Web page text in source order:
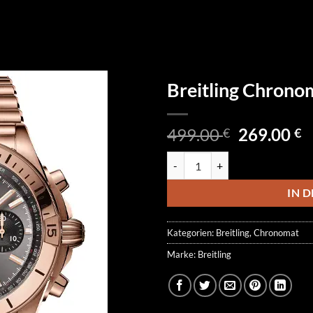
Breitling
499.00€
499.00 €
269.00€
IN
Kategorien: Breitling, Chronomat
Marke: Breitling